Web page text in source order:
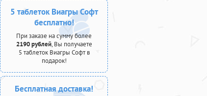
5 таблеток Виагры Софт
бесплатно!
При заказе на сумму более
2190 рублей, Вы получаете
5 таблеток Виагры Софт в
подарок!
Бесплатная доставка!